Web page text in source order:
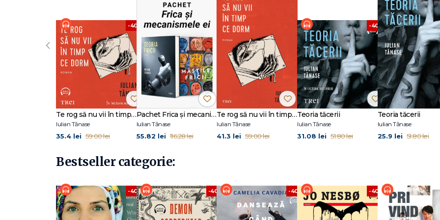
FRAGMENT: „Stau închis în casă. Trec dintr-o cameră-n alta ca o umbră, ca un ecou al unei voci pe care nu mi-o recunosc, ca o
propriei mele singurătăți. Madam se ține după mine prin casă ca un câine. Madam e o pisică maidaneză. Ea e sufletul casei. Dorința
a face stand-up comedy e o pisică maidaneză care se ține după mine prin casă ca un câine. Frica mea de a face stand-up
câine care se ține după mine prin casă ca o pisică maidaneză care mă urmează peste tot. Îmi amintesc ziua când Madam a căzut
etajul 3. Îmi amintesc ziua când dorința mea de a face stand-up comedy a căzut de la etajul 4. Îmi amintesc ziua când frica mea de
stand-up comedy a căzut de la etajul 5."
-40%
Te rog să nu vii în timp ce dorm
Iulian Tănase
35.4 lei 59.00 lei
Pachet Frica și mecanismele ei
Iulian Tănase
55.82 lei 116.28 lei
Te rog să nu vii în timp ce dorm
Iulian Tănase
41.3 lei 59.00 lei
-40%
Teoria tăcerii
Iulian Tănase
31.08 lei 51.80 lei
Teoria tăcerii
Iulian Tănase
25.9 lei 51.80 lei
‹
Bestseller categorie:
-40% -40% -40% -40%